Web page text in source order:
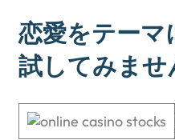
恋愛をテーマ
試してみませ